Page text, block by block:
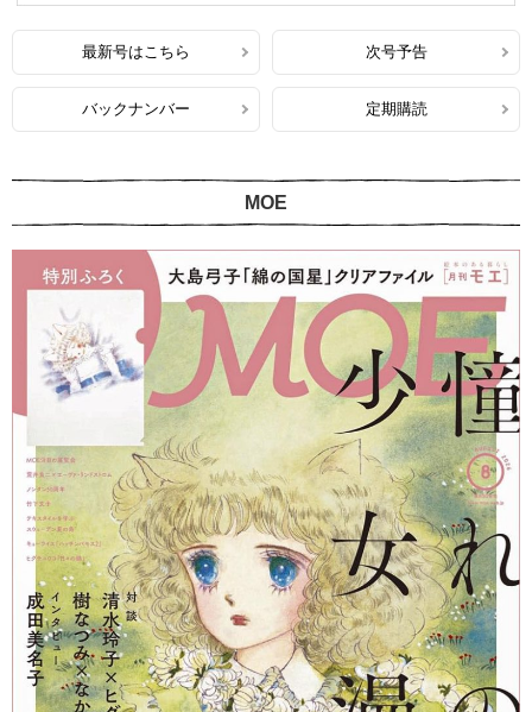
最新号はこちら 次号予告
バックナンバー 定期購読
MOE